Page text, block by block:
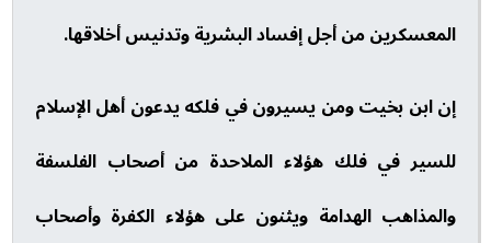
المعسكرين من أجل إفساد البشرية وتدنيس أخلاقها.
إن ابن بخيت ومن يسيرون في فلكه يدعون أهل الإسلام
للسير في فلك هؤلاء الملاحدة من أصحاب الفلسفة
والمذاهب الهدامة ويثنون على هؤلاء الكفرة وأصحاب